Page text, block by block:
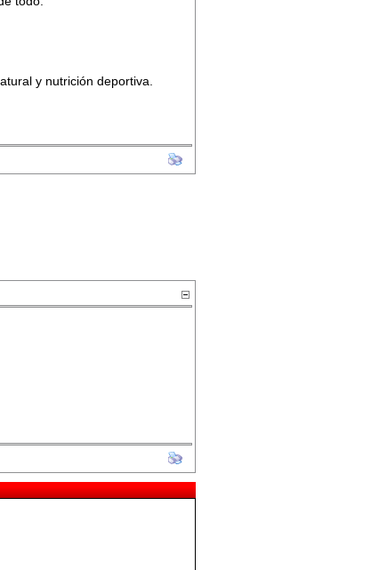
y nutrición deportiva.